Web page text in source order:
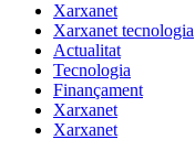
Xarxanet
Xarxanet tecnologia
Actualitat
Tecnologia
Finançament
Xarxanet
Xarxanet